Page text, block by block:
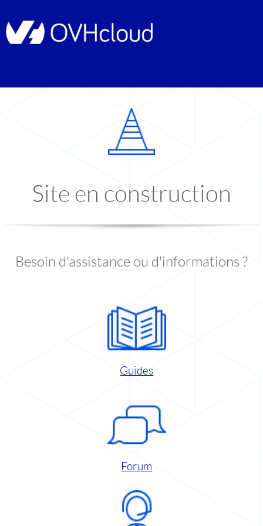
Site en construction
Besoin d'assistance ou d'informations ?
Guides
Forum